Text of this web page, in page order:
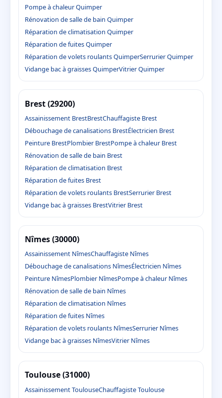
Pompe à chaleur Quimper
Rénovation de salle de bain Quimper
Réparation de climatisation Quimper
Réparation de fuites Quimper
Réparation de volets roulants QuimperSerrurier Quimper
Vidange bac à graisses QuimperVitrier Quimper
Brest (29200)
Assainissement BrestBrestChauffagiste Brest
Débouchage de canalisations BrestÉlectricien Brest
Peinture BrestPlombier BrestPompe à chaleur Brest
Rénovation de salle de bain Brest
Réparation de climatisation Brest
Réparation de fuites Brest
Réparation de volets roulants BrestSerrurier Brest
Vidange bac à graisses BrestVitrier Brest
Nîmes (30000)
Assainissement NîmesChauffagiste Nîmes
Débouchage de canalisations NîmesÉlectricien Nîmes
Peinture NîmesPlombier NîmesPompe à chaleur Nîmes
Rénovation de salle de bain Nîmes
Réparation de climatisation Nîmes
Réparation de fuites Nîmes
Réparation de volets roulants NîmesSerrurier Nîmes
Vidange bac à graisses NîmesVitrier Nîmes
Toulouse (31000)
Assainissement ToulouseChauffagiste Toulouse